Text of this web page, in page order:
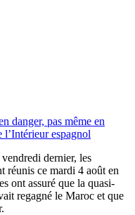
danger, pas même en
espagnol
dernier, les
réunis ce mardi 4 août en
ont assuré que la quasi-
regagné le Maroc et que